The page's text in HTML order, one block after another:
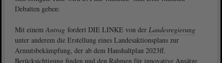
Debatten geben:
Mit einemAntrag fordert DIE LINKE von der Landesregierung
unter anderem die Erstellung eines Landesaktionsplans zur
Armutsbekämpfung, der ab dem Haushaltplan 2023ff.
Berücksichtigung finden und den Rahmen für innovative Ansätze